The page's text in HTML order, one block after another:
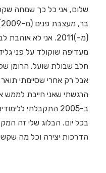
שלום, אני כל כך שמחה
(מ-)2011. אני לא
מעדיפה שוקולד על פני
חלב שבולת שועל. הרומן
אבל רק אחרי שסיימתי
הרגשתי שאני חייבת לממש
ב-2005 התקבלתי
בכל יום. הבלוג שלי זה
הדרכות יצירה וכל מה